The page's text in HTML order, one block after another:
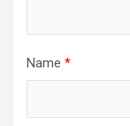
Name *